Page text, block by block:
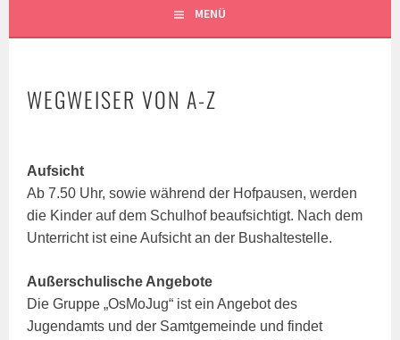
MENÜ
WEGWEISER VON A-Z
Aufsicht
Ab 7.50 Uhr, sowie während der Hofpausen, werden
die Kinder auf dem Schulhof beaufsichtigt. Nach dem
Unterricht ist eine Aufsicht an der Bushaltestelle.
Außerschulische Angebote
Die Gruppe „OsMoJug“ ist ein Angebot des
Jugendamts und der Samtgemeinde und findet